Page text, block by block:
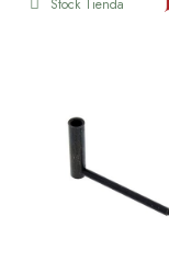
Stock Tienda